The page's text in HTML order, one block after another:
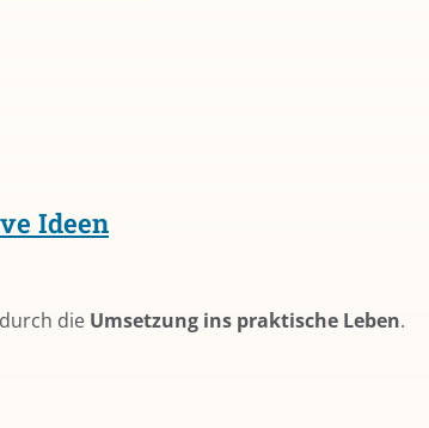
Ideen
die Umsetzung ins praktische Leben.